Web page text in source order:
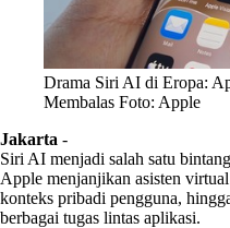
Drama Siri AI di Eropa:
Membalas Foto: Apple
Jakarta -
Siri AI menjadi salah satu
Apple menjanjikan asisten
konteks pribadi pengguna,
berbagai tugas lintas aplikasi.